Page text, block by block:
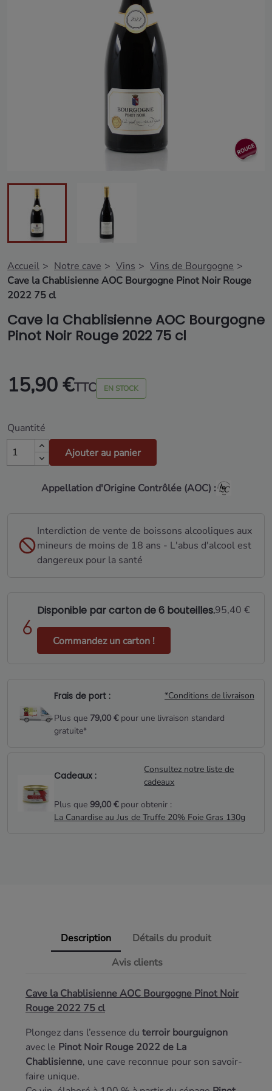
Accueil Notre cave Vins
Vins de Bourgogne
Cave la Chablisienne AOC Bourgogne Pinot Noir Rouge
2022 75 cl
Cave la Chablisienne AOC Bourgogne
Pinot Noir Rouge 2022 75 cl
15,90 €TTC EN STOCK
Quantité
Ajouter au panier
Appellation d'Origine Contrôlée (AOC) :
Interdiction de vente de boissons alcooliques aux
mineurs de moins de 18 ans - L'abus d'alcool est
dangereux pour la santé
Disponible par carton de 6 bouteilles.95,40 €
Commandez un carton !
Frais de port :
*Conditions de livraison
Plus que 79,00 €pour une livraison standard
gratuite*
Cadeaux :
Consultez notre liste de
cadeaux
Plus que 99,00 €pour obtenir :
La Canardise au Jus de Truffe 20% Foie Gras 130g
Description
Détails du produit
Avis clients
Cave la Chablisienne AOC Bourgogne Pinot Noir
Rouge 2022 75 cl
Plongez dans l’essence du terroir bourguignon
avec le Pinot Noir Rouge 2022 de La
Chablisienne, une cave reconnue pour son savoir-
faire unique.